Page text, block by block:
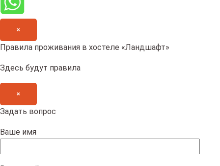
×
Правила проживания в хостеле «Ландшафт»
Здесь будут правила
×
Задать вопрос
Ваше имя